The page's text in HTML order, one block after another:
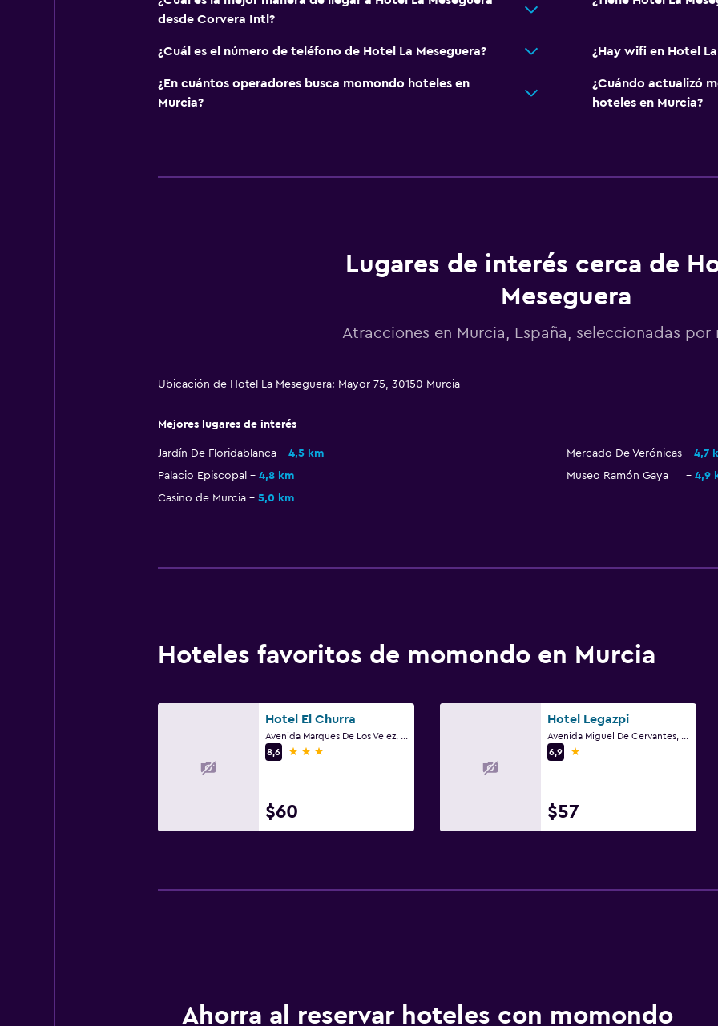
desde Corvera Intl?
¿Cuál es el número de teléfono de Hotel La Meseguera? ¿Hay wifi en Hotel
¿En cuántos operadores busca momondo hoteles en
Murcia?
¿Cuándo actualizó
hoteles en Murcia?
Lugares de interés cerca de
Meseguera
Atracciones en Murcia, España, seleccionadas por
Ubicación de Hotel La Meseguera: Mayor 75, 30150 Murcia
Mejores lugares de interés
Jardín De Floridablanca 4,5 km Mercado De Verónicas
4,7
Palacio Episcopal
4,8 km Museo Ramón Gaya
4,9
Casino de Murcia
5,0 km
Hoteles favoritos de momondo en Murcia
Hotel El Churra
8,6
3 estrellas
$60
Hotel Legazpi
6,9
1 estrella
$57
Ahorra al reservar hoteles con momondo